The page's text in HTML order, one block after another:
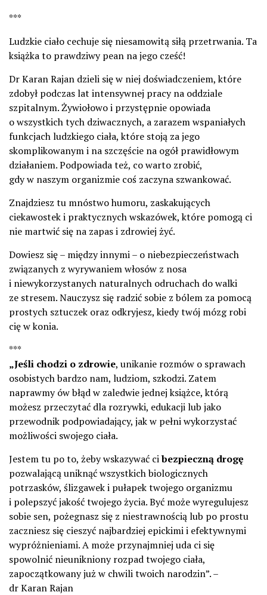
***
Ludzkie ciało cechuje się niesamowitą siłą przetrwania. Ta
książka to prawdziwy pean na jego cześć!
Dr Karan Rajan dzieli się w niej doświadczeniem, które
zdobył podczas lat intensywnej pracy na oddziale
szpitalnym. Żywiołowo i przystępnie opowiada
o wszystkich tych dziwacznych, a zarazem wspaniałych
funkcjach ludzkiego ciała, które stoją za jego
skomplikowanym i na szczęście na ogół prawidłowym
działaniem. Podpowiada też, co warto zrobić,
gdy w naszym organizmie coś zaczyna szwankować.
Znajdziesz tu mnóstwo humoru, zaskakujących
ciekawostek i praktycznych wskazówek, które pomogą ci
nie martwić się na zapas i zdrowiej żyć.
Dowiesz się – między innymi – o niebezpieczeństwach
związanych z wyrywaniem włosów z nosa
i niewykorzystanych naturalnych odruchach do walki
ze stresem. Nauczysz się radzić sobie z bólem za pomocą
prostych sztuczek oraz odkryjesz, kiedy twój mózg robi
cię w konia.
***
„Jeśli chodzi o zdrowie, unikanie rozmów o sprawach
osobistych bardzo nam, ludziom, szkodzi. Zatem
naprawmy ów błąd w zaledwie jednej książce, którą
możesz przeczytać dla rozrywki, edukacji lub jako
przewodnik podpowiadający, jak w pełni wykorzystać
możliwości swojego ciała.
Jestem tu po to, żeby wskazywać cibezpieczną drogę
pozwalającą uniknąć wszystkich biologicznych
potrzasków, ślizgawek i pułapek twojego organizmu
i polepszyć jakość twojego życia. Być może wyregulujesz
sobie sen, pożegnasz się z niestrawnością lub po prostu
zaczniesz się cieszyć najbardziej epickimi i efektywnymi
wypróżnieniami. A może przynajmniej uda ci się
spowolnić nieunikniony rozpad twojego ciała,
zapoczątkowany już w chwili twoich narodzin”. –
dr Karan Rajan